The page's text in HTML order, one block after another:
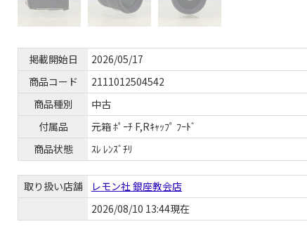
掲載開始日
2026/05/17
商品コード
2111012504542
商品種別
中古
付属品
元箱 ﾎﾟｰﾁ F,Rｷｬｯﾌﾟ ﾌｰﾄﾞ
商品状態
ｽﾚ ﾚﾝｽﾞﾁﾘ
取り扱い店舗
レモン社 銀座教会店
2026/08/10 13:44現在